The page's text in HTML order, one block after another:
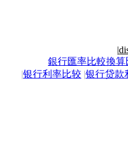
|
銀行匯率比較換算
|银行利率比较 |银行贷款